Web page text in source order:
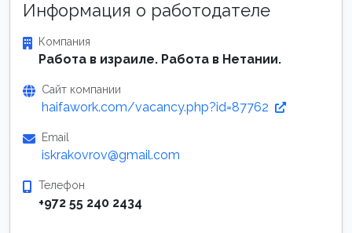
Информация о работодателе
Компания
Работа в израиле. Работа в Нетании.
Сайт компании
haifawork.com/vacancy.php?id=87762
Email
iskrakovrov@gmail.com
Телефон
+972 55 240 2434